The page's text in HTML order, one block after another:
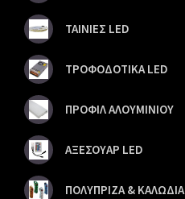
ΤΑΙΝΙΕΣ LED
ΤΡΟΦΟΔΟΤΙΚΑ LED
ΠΡΟΦΙΛ ΑΛΟΥΜΙΝΙΟΥ
ΑΞΕΣΟΥΑΡ LED
ΠΟΛΥΠΡΙΖΑ & ΚΑΛΩΔΙΑ